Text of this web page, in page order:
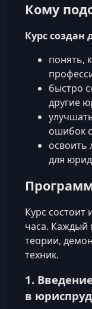
Кому
Курс создан
понять,
быстро
другие
ошибок
освоить
для
Курс состоит
часа. Каждый
теории,
техник.
1.
в